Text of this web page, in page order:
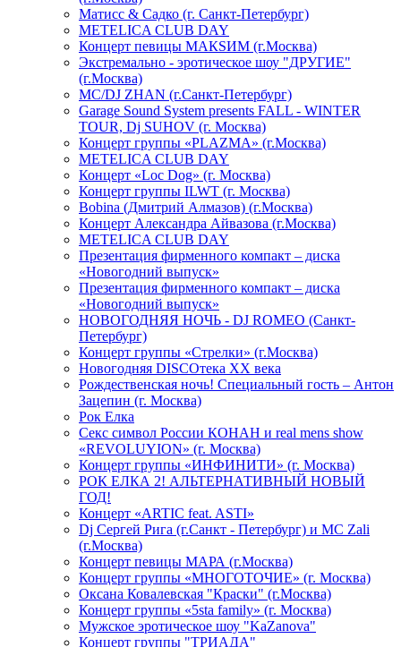
Матисс & Садко (г. Санкт-Петербург)
METELICA CLUB DAY
Концерт певицы МАКSИМ (г.Москва)
Экстремально - эротическое шоу "ДРУГИЕ"
(г.Москва)
МС/DJ ZHAN (г.Санкт-Петербург)
Garage Sound System presents FALL - WINTER
TOUR, Dj SUHOV (г. Москва)
Концерт группы «PLAZMA» (г.Москва)
METELICA CLUB DAY
Концерт «Loc Dog» (г. Москва)
Концерт группы ILWT (г. Москва)
Bobina (Дмитрий Алмазов) (г.Москва)
Концерт Александра Айвазова (г.Москва)
METELICA CLUB DAY
Презентация фирменного компакт – диска
«Новогодний выпуск»
Презентация фирменного компакт – диска
«Новогодний выпуск»
НОВОГОДНЯЯ НОЧЬ - DJ ROMEO (Санкт-
Петербург)
Концерт группы «Стрелки» (г.Москва)
Новогодняя DISCOтека ХХ века
Рождественская ночь! Специальный гость – Антон
Зацепин (г. Москва)
Рок Елка
Секс символ России КОНАН и real mens show
«REVOLUYION» (г. Москва)
Концерт группы «ИНФИНИТИ» (г. Москва)
РОК ЕЛКА 2! АЛЬТЕРНАТИВНЫЙ НОВЫЙ
ГОД!
Концерт «ARTIC feat. ASTI»
Dj Сергей Рига (г.Санкт - Петербург) и MC Zali
(г.Москва)
Концерт певицы МАРА (г.Москва)
Концерт группы «МНОГОТОЧИЕ» (г. Москва)
Оксана Ковалевская "Краски" (г.Москва)
Концерт группы «5sta family» (г. Москва)
Мужское эротическое шоу "KaZanova"
Концерт группы "ТРИАДА"